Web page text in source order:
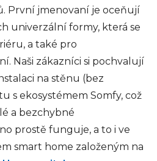
První jmenovaní je oceňují
univerzální formy, která se
a také pro
Naši zákazníci si pochvalují
na stěnu (bez
s ekosystémem Somfy, což
a bezchybné
prostě funguje, a to i ve
smart home založeným na